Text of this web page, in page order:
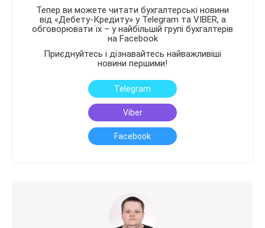
Тепер ви можете читати бухгалтерські новини
від «Дебету-Кредиту» у Telegram та VIBER, а
обговорювати їх – у найбільшій групі бухгалтерів
на Facebook
Приєднуйтесь і дізнавайтесь найважливіші
новини першими!
Telegram
Viber
Facebook